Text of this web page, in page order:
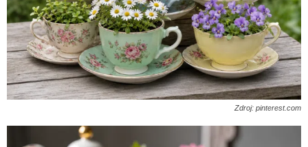
Zdroj: pinterest.com